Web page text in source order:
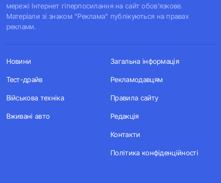
мережі Інтернет гіперпосилання на сайт обов'язкове.
Матеріали зі знаком "Реклама" публікуються на правах
реклами.
Новини
Тест-драйв
Військова техніка
Вживані авто
Загальна інформація
Рекламодавцям
Правила сайту
Редакція
Контакти
Політика конфіденційності